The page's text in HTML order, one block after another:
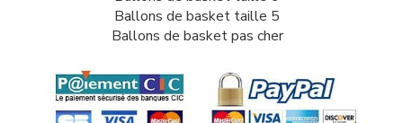
Ballons de basket taille 5
Ballons de basket pas cher